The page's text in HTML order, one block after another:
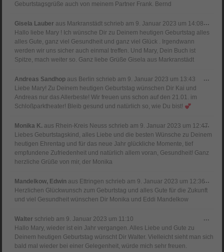
Geburtstagsgrüße auch von meinem Partner Frank. Bernd
Gisela Lauber aus Markranstädt schrieb am 9. Januar 2023 um 14:08
Hallo liebe Mary ! Ich wünsche Dir zu Deinem heutigen Geburtstag alles
alles Gute, ganz viel Gesundheit und ganz viel Glück . Irgendwann
werden wir uns sicher auch einmal treffen. Und Mary, Dein Buch ist
Spitze, mach weiter so. Ganz liebe Grüße Gisela aus Markranstädt
...
Andreas Sandhop aus Berlin schrieb am 9. Januar 2023 um 13:43
Liebe Mary! Zu Deinem heutigen Geburtstag wünschen Dir Kai und
Andreas nur das Allerbeste! Wir freuen uns schon auf den 21.01. im
Schloßparktheater! Bleib gesund und natürlich so, wie Du bist!
...
Monika K. aus Rhein-Kreis Neuss schrieb am 9. Januar 2023 um 12:47
Liebes Geburtstagskind, alles Liebe und die besten Wünsche zu Deinem
heutigen Ehrentag und für das neue Jahr glückliche Momente, tief
empfundene Zufriedenheit und natürlich allem voran, Gesundheit! Ganz
herzliche Grüße von mir, der Monika
...
Mandelkow, Edwin aus Ettringen schrieb am 9. Januar 2023 um 12:36
Herzlichen Glückwunsch zum Geburtstag und alles Gute für die Zukunft
und viel Gesundheit wünschen Dir Monika und Eddi Mandelkow
...
Walter schrieb am 9. Januar 2023 um 11:10
Hallo Mary, wieder ist ein Jahr vergangen. Alles Liebe und Gute zu
Deinem heutigen Geburtstag wünscht Dir Walter. Vielleicht sieht man sich
bald mal wieder bei einer Gelegenheit, würde mich sehr freuen.
...